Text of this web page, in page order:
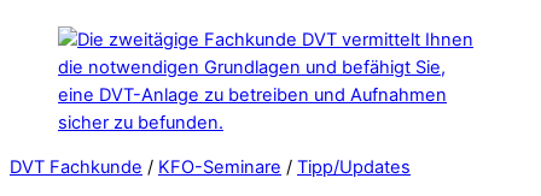
DVT Fachkunde / KFO-Seminare / Tipp/Updates